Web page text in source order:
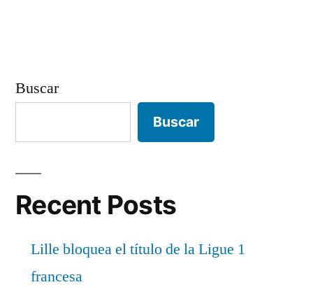
Buscar
Buscar
Recent Posts
Lille bloquea el título de la Ligue 1
francesa